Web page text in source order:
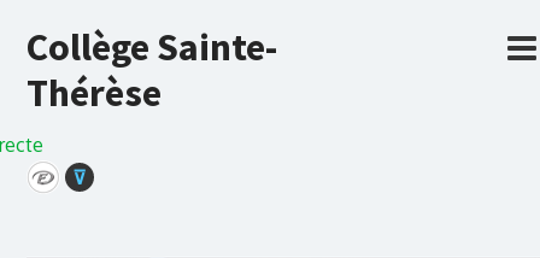
Collège Sainte-
Thérèse
⊽